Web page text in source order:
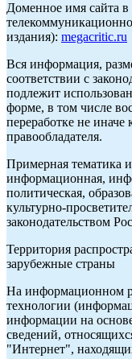
Доменное имя сайта
издания): megacritic.ru
Вся информация,
соответствии с
подлежит
форме, в том числе
переработке не
правообладателя.
Примерная тематика
информационная,
политическая,
культурно-
законодательством
Территория
зарубежные страны
На информационном
технологии
информации на
сведений,
"Интернет",